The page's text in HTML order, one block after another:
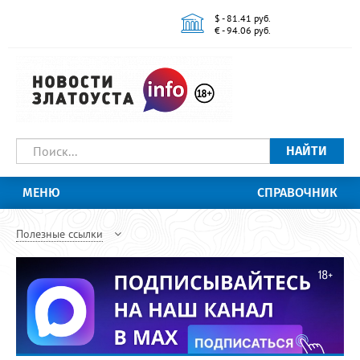
$ - 81.41 руб.
€ - 94.06 руб.
НАЙТИ
МЕНЮ СПРАВОЧНИК
Полезные ссылки